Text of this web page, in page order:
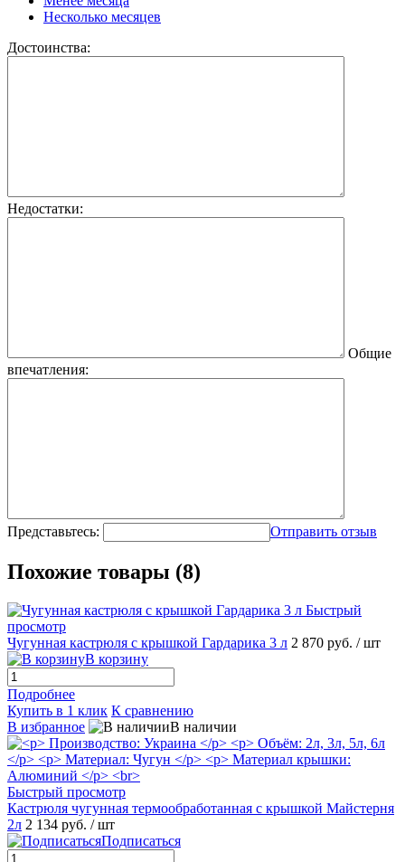
Несколько месяцев
Достоинства:
Недостатки:
Общие
впечатления:
Представьтесь: Отправить отзыв
Похожие товары (8)
Быстрый
просмотр
Чугунная кастрюля с крышкой Гардарика 3 л 2 870 руб. / шт
В корзину
Подробнее
Купить в 1 клик К сравнению
В избранное
В наличии
Быстрый просмотр
Кастрюля чугунная термообработанная с крышкой Майстерня
2л 2 134 руб. / шт
Подписаться